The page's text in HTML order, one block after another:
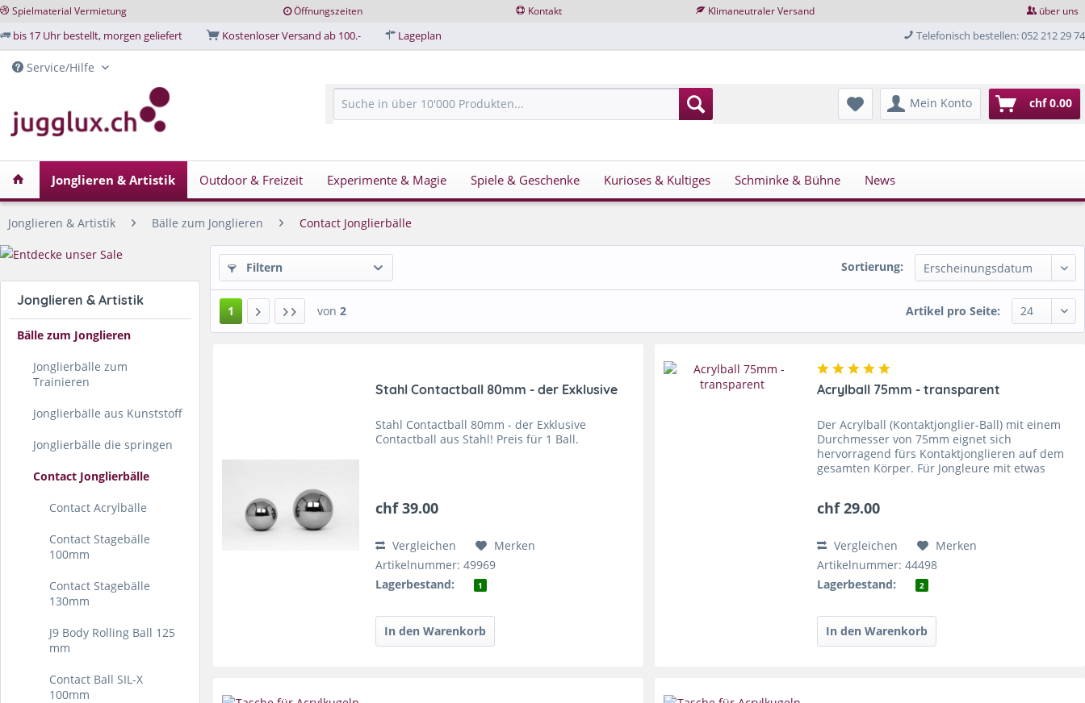
Spielmaterial Vermietung Öffnungszeiten Kontakt Klimaneutraler Versand über uns
bis 17 Uhr bestellt, morgen geliefert Kostenloser Versand ab 100.- Lageplan Telefonisch bestellen: 052 212 29 74
Service/Hilfe
Mein Konto chf 0.00
Jonglieren & Artistik Outdoor & Freizeit Experimente & Magie Spiele & Geschenke Kurioses & Kultiges Schminke & Bühne News
Jonglieren & Artistik Bälle zum Jonglieren Contact Jonglierbälle
Jonglieren & Artistik
Bälle zum Jonglieren
Jonglierbälle zum
Trainieren
Jonglierbälle aus Kunststoff
Jonglierbälle die springen
Contact Jonglierbälle
Contact Acrylbälle
Contact Stagebälle
100mm
Contact Stagebälle
130mm
J9 Body Rolling Ball 125
mm
Contact Ball SIL-X
100mm
Filtern Sortierung:
1 von 2 Artikel pro Seite:
Stahl Contactball 80mm - der Exklusive
Stahl Contactball 80mm - der Exklusive
Contactball aus Stahl! Preis für 1 Ball.
chf 39.00
Vergleichen
Merken
Artikelnummer: 49969
Lagerbestand:
1
Acrylball 75mm - transparent
Der Acrylball (Kontaktjonglier-Ball) mit einem
Durchmesser von 75mm eignet sich
hervorragend fürs Kontaktjonglieren auf dem
gesamten Körper. Für Jongleure mit etwas
chf 29.00
Vergleichen
Merken
Artikelnummer: 44498
Lagerbestand:
2